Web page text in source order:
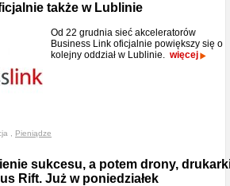
także w Lublinie
Od 22 grudnia sieć akceleratorów
Business Link oficjalnie powiększy się o
kolejny oddział w Lublinie. więcej
, Pieniądze
sukcesu, a potem drony,
Rift. Już w poniedziałek